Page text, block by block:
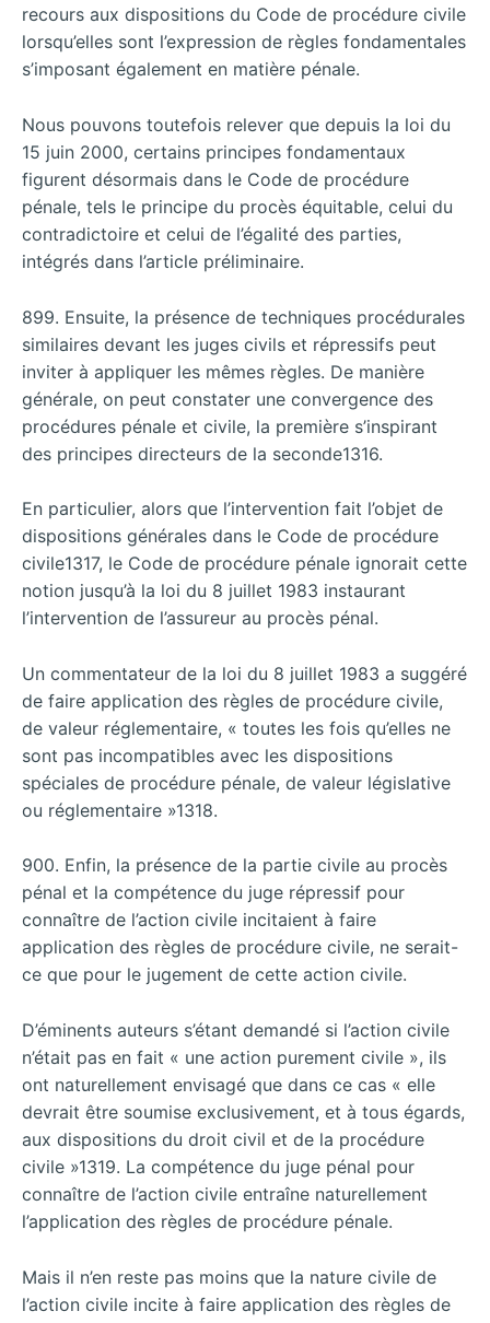
recours aux dispositions du Code de procédure civile
lorsqu’elles sont l’expression de règles fondamentales
s’imposant également en matière pénale.
Nous pouvons toutefois relever que depuis la loi du
15 juin 2000, certains principes fondamentaux
figurent désormais dans le Code de procédure
pénale, tels le principe du procès équitable, celui du
contradictoire et celui de l’égalité des parties,
intégrés dans l’article préliminaire.
899. Ensuite, la présence de techniques procédurales
similaires devant les juges civils et répressifs peut
inviter à appliquer les mêmes règles. De manière
générale, on peut constater une convergence des
procédures pénale et civile, la première s’inspirant
des principes directeurs de la seconde1316.
En particulier, alors que l’intervention fait l’objet de
dispositions générales dans le Code de procédure
civile1317, le Code de procédure pénale ignorait cette
notion jusqu’à la loi du 8 juillet 1983 instaurant
l’intervention de l’assureur au procès pénal.
Un commentateur de la loi du 8 juillet 1983 a suggéré
de faire application des règles de procédure civile,
de valeur réglementaire, « toutes les fois qu’elles ne
sont pas incompatibles avec les dispositions
spéciales de procédure pénale, de valeur législative
ou réglementaire »1318.
900. Enfin, la présence de la partie civile au procès
pénal et la compétence du juge répressif pour
connaître de l’action civile incitaient à faire
application des règles de procédure civile, ne serait-
ce que pour le jugement de cette action civile.
D’éminents auteurs s’étant demandé si l’action civile
n’était pas en fait « une action purement civile », ils
ont naturellement envisagé que dans ce cas « elle
devrait être soumise exclusivement, et à tous égards,
aux dispositions du droit civil et de la procédure
civile »1319. La compétence du juge pénal pour
connaître de l’action civile entraîne naturellement
l’application des règles de procédure pénale.
Mais il n’en reste pas moins que la nature civile de
l’action civile incite à faire application des règles de